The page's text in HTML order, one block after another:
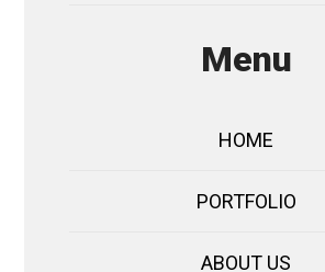
Menu
HOME
PORTFOLIO
ABOUT US